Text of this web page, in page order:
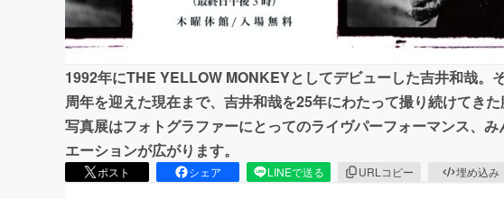
1992年にTHE YELLOW MONKEYとしてデビューした吉井和哉。
周年を迎えた現在まで、吉井和哉を25年にわたって撮り続けてきた
写真展はフォトグラファーにとってのライヴパーフォーマンス、
エーションが広がります。
ポスト シェア LINEで送る URLコピー 埋め込み